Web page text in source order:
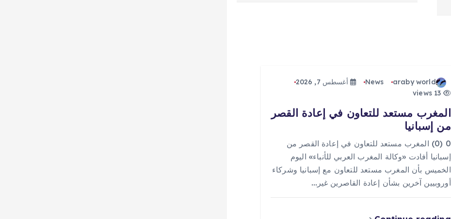
araby world
News
أغسطس 7, 2026
المغرب مستعد للتعاون في إعادة القصر
من إسبانيا
0 (0) المغرب مستعد للتعاون في إعادة القصر من
إسبانيا أفادت «وكالة المغرب العربي للأنباء» اليوم
الخميس بأن المغرب مستعد للتعاون مع إسبانيا وشركاء
أوروبيين آخرين بشأن إعادة القاصرين غير…